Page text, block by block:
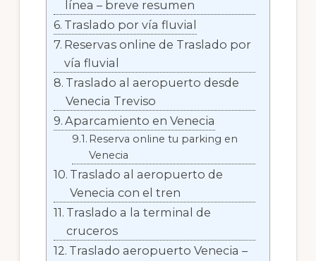
línea – breve resumen
Traslado por vía fluvial
Reservas online de Traslado por
vía fluvial
Traslado al aeropuerto desde
Venecia Treviso
Aparcamiento en Venecia
Reserva online tu parking en
Venecia
Traslado al aeropuerto de
Venecia con el tren
Traslado a la terminal de
cruceros
Traslado aeropuerto Venecia –